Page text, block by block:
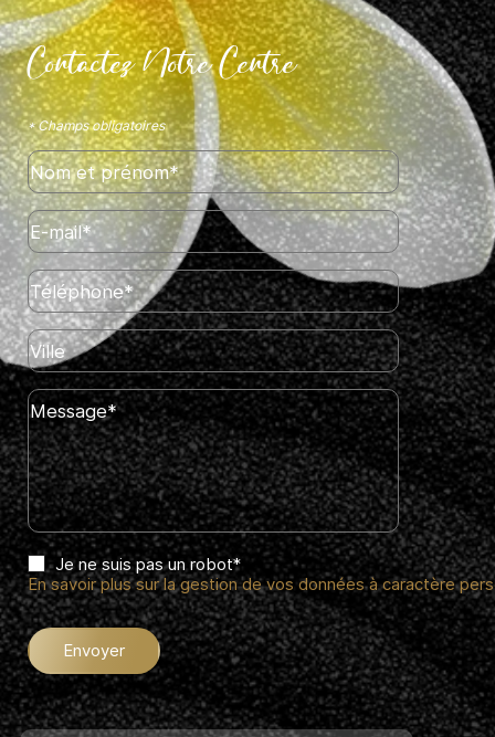
Contactez Notre Centre
* Champs obligatoires
Nom et prénom*
E-mail*
Téléphone*
Ville
Message*
Je ne suis pas un robot*
En savoir plus sur la gestion de vos données à caractère
Envoyer